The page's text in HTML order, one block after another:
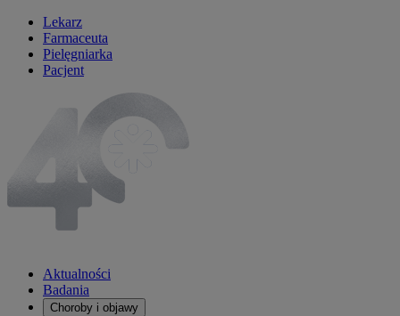
Lekarz
Farmaceuta
Pielęgniarka
Pacjent
Aktualności
Badania
Choroby i objawy